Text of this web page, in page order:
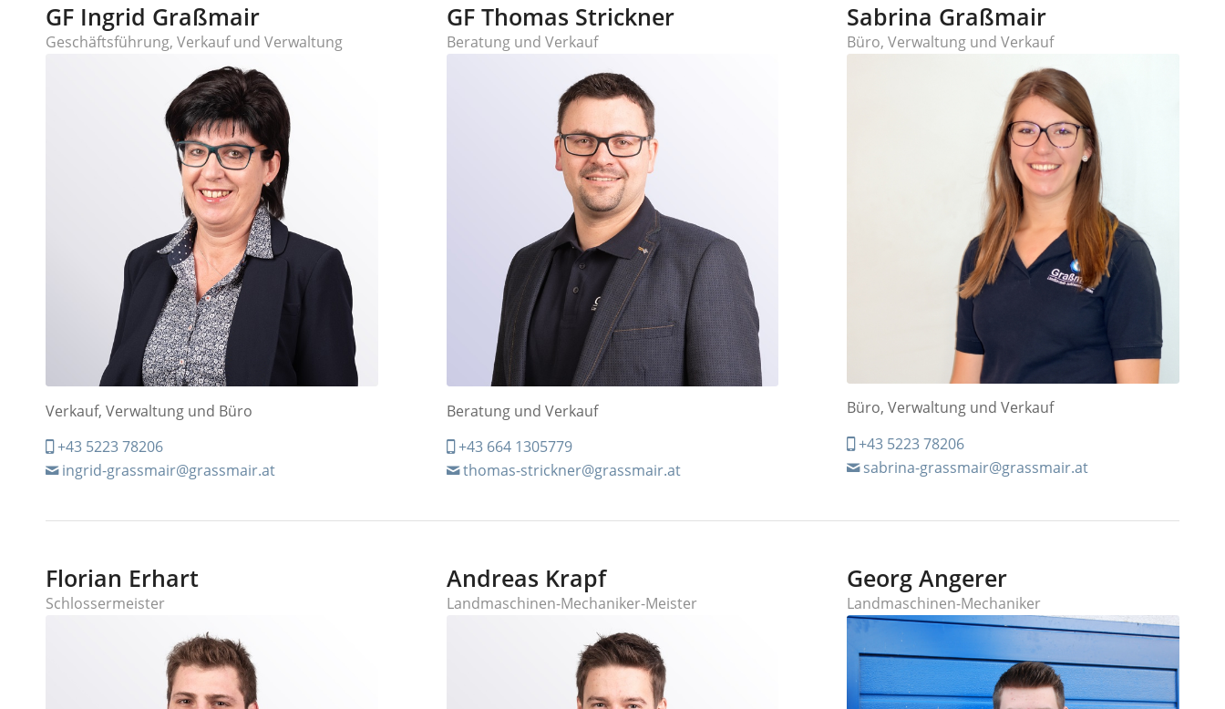
GF Ingrid Graßmair
Geschäftsführung, Verkauf und Verwaltung
Verkauf, Verwaltung und Büro
+43 5223 78206
ingrid-grassmair@grassmair.at
GF Thomas Strickner
Beratung und Verkauf
Beratung und Verkauf
+43 664 1305779
thomas-strickner@grassmair.at
Sabrina Graßmair
Büro, Verwaltung und Verkauf
Büro, Verwaltung und Verkauf
+43 5223 78206
sabrina-grassmair@grassmair.at
Florian Erhart
Schlossermeister
Andreas Krapf
Landmaschinen-Mechaniker-Meister
Georg Angerer
Landmaschinen-Mechaniker